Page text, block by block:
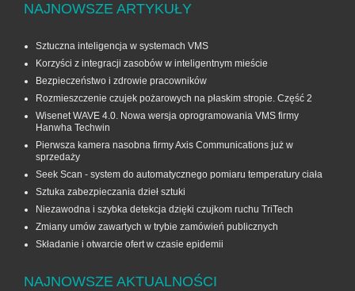
NAJNOWSZE ARTYKUŁY
Sztuczna inteligencja w systemach VMS
Korzyści z integracji zasobów w inteligentnym mieście
Bezpieczeństwo i zdrowie pracowników
Rozmieszczenie czujek pożarowych na płaskim stropie. Część 2
Wisenet WAVE 4.0. Nowa wersja oprogramowania VMS firmy
Hanwha Techwin
Pierwsza kamera nasobna firmy Axis Communications już w
sprzedaży
Seek Scan - system do automatycznego pomiaru temperatury ciała
Sztuka zabezpieczania dzieł sztuki
Niezawodna i szybka detekcja dzięki czujkom ruchu TriTech
Zmiany umów zawartych w trybie zamówień publicznych
Składanie i otwarcie ofert w czasie epidemii
NAJNOWSZE AKTUALNOŚCI